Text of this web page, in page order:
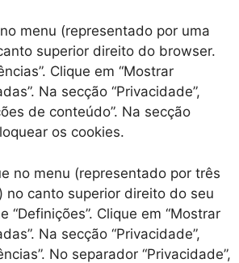
menu (representado por uma
superior direito do browser.
Clique em “Mostrar
Na secção “Privacidade”,
de conteúdo”. Na secção
os cookies.
no menu (representado por três
no canto superior direito do seu
“Definições”. Clique em “Mostrar
Na secção “Privacidade”,
No separador “Privacidade”,